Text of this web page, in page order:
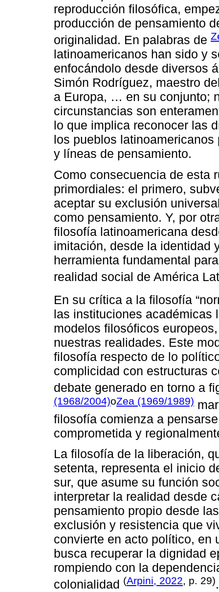
reproducción filosófica,
producción de pensamiento
originalidad. En palabras de
latinoamericanos han sido y
enfocándolo desde diversos
Simón Rodríguez, maestro
a Europa, … en su conjunto;
circunstancias son
lo que implica reconocer las
los pueblos
y líneas de pensamiento.
Como consecuencia de esta
primordiales: el primero,
aceptar su exclusión
como pensamiento. Y, por
filosofía latinoamericana
imitación, desde la identidad
herramienta fundamental
realidad social de América
En su crítica a la filosofía
las instituciones académicas
modelos filosóficos
nuestras realidades. Este
filosofía respecto de lo
complicidad con estructuras
debate generado en torno a
(1968/2004)oZea (1969/1989)
filosofía comienza a
comprometida y
La filosofía de la liberación,
setenta, representa el inicio
sur, que asume su función
interpretar la realidad desde
pensamiento propio desde
exclusión y resistencia que
convierte en acto político, en
busca recuperar la dignidad
rompiendo con la
colonialidad (Arpini, 2022, p. 29).